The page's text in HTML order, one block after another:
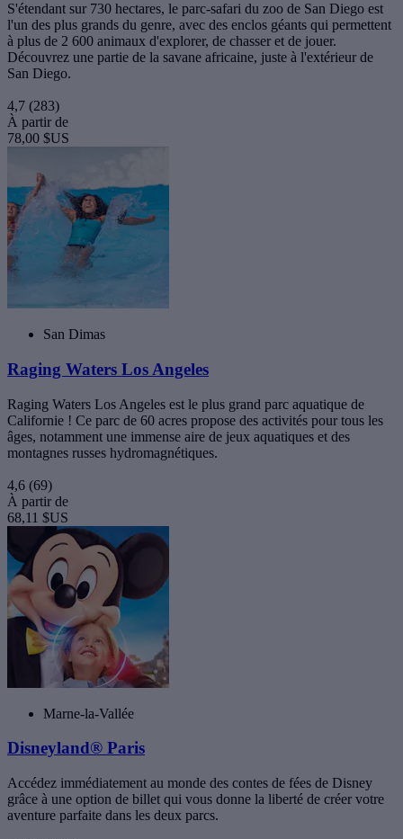
S'étendant sur 730 hectares, le parc-safari du zoo de San Diego est
l'un des plus grands du genre, avec des enclos géants qui permettent
à plus de 2 600 animaux d'explorer, de chasser et de jouer.
Découvrez une partie de la savane africaine, juste à l'extérieur de
San Diego.
4,7 (283)
À partir de
78,00 $US
San Dimas
Raging Waters Los Angeles
Raging Waters Los Angeles est le plus grand parc aquatique de
Californie ! Ce parc de 60 acres propose des activités pour tous les
âges, notamment une immense aire de jeux aquatiques et des
montagnes russes hydromagnétiques.
4,6 (69)
À partir de
68,11 $US
Marne-la-Vallée
Disneyland® Paris
Accédez immédiatement au monde des contes de fées de Disney
grâce à une option de billet qui vous donne la liberté de créer votre
aventure parfaite dans les deux parcs.